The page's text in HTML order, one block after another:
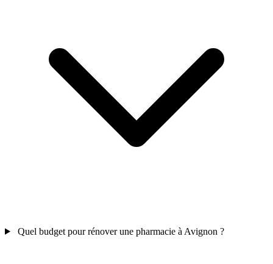
Quel budget pour rénover une pharmacie à Avignon ?